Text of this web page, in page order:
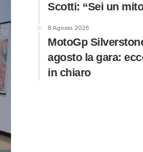
Scotti: “Sei un
8 Agosto 2026
MotoGp
agosto la gara:
in chiaro